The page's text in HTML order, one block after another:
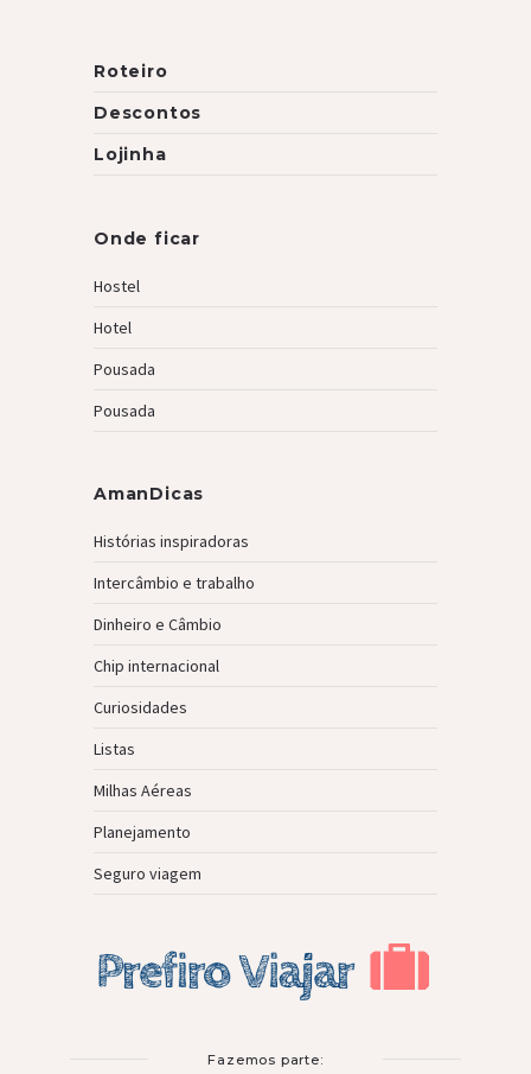
Roteiro
Descontos
Lojinha
Onde ficar
Hostel
Hotel
Pousada
Pousada
AmanDicas
Histórias inspiradoras
Intercâmbio e trabalho
Dinheiro e Câmbio
Chip internacional
Curiosidades
Listas
Milhas Aéreas
Planejamento
Seguro viagem
Fazemos parte: